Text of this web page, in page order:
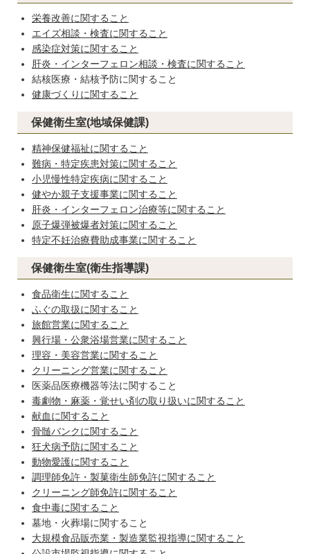
栄養改善に関すること
エイズ相談・検査に関すること
感染症対策に関すること
肝炎・インターフェロン相談・検査に関すること
結核医療・結核予防に関すること
健康づくりに関すること
保健衛生室(地域保健課)
精神保健福祉に関すること
難病・特定疾患対策に関すること
小児慢性特定疾病に関すること
健やか親子支援事業に関すること
肝炎・インターフェロン治療等に関すること
原子爆弾被爆者対策に関すること
特定不妊治療費助成事業に関すること
保健衛生室(衛生指導課)
食品衛生に関すること
ふぐの取扱に関すること
旅館営業に関すること
興行場・公衆浴場営業に関すること
理容・美容営業に関すること
クリーニング営業に関すること
医薬品医療機器等法に関すること
毒劇物・麻薬・覚せい剤の取り扱いに関すること
献血に関すること
骨髄バンクに関すること
狂犬病予防に関すること
動物愛護に関すること
調理師免許・製菓衛生師免許に関すること
クリーニング師免許に関すること
食中毒に関すること
墓地・火葬場に関すること
大規模食品販売業・製造業監視指導に関すること